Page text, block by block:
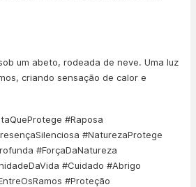
um abeto, rodeada de neve. Uma luz
criando sensação de calor e
#Raposa
#NaturezaProtege
#ForçaDaNatureza
#Cuidado #Abrigo
#Proteção